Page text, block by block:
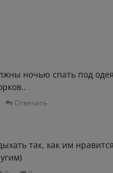
ночью спать под
Отвечать
так, как им